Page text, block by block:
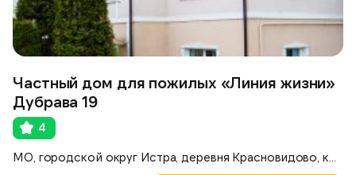
Частный дом для пожилых «Линия жизни»
Дубрава 19
4